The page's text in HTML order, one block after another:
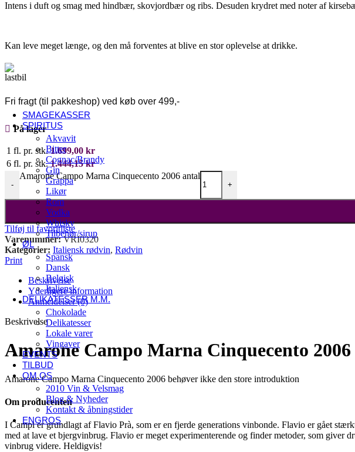
Italiensk rosé
Andre lande
Tyskland
SMAGEKASSER
SPIRITUS
Akvavit
Bitter
Cognac/Brandy
Gin
Grappa
Likør
Rom
Vodka
Whisky
Tilbehør/sirup
ØL
Spansk
Dansk
Belgisk
Italiensk
DELIKATESSER M.M.
Chokolade
Delikatesser
Lokale varer
Vingaver
EVENTS
TILBUD
OM OS
2010 Vin & Velsmag
Blog & Nyheder
Kontakt & åbningstider
ENGROS
Intens i duft og smag med hindbær, skovjordbær og ribs. Desuden krydret med noter af
Kan leve meget længe, og den må forventes at blive en stor oplevelse at drikke.
Fri fragt (til pakkeshop) ved køb over 499,-
På lager
1 fl. pr. stk. 1.699,00 kr
6 fl. pr. stk. 1.444,15kr
-
Amarone Campo Marna Cinquecento 2006 antal
+
Tilføj til favoritliste
Varenummer:VRI0320
Kategorier: Italiensk rødvin, Rødvin
Print
Beskrivelse
Yderligere information
Anmeldelser (0)
Beskrivelse
Amarone Campo Marna Cinquecento 2006
Amarone Campo Marna Cinquecento 2006 behøver ikke den store introduktion
Om producenten
I Campi er grundlagt af Flavio Prà, som er en fjerde generations vinbonde. Flavio er gået
med at lave et bjergvinbrug. Flavio er meget experimenterende og finder metoder, som giver
vinbrug videre. Heldigvis!